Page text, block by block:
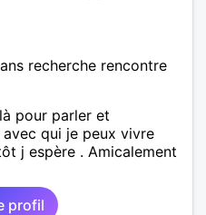
recherche rencontre
pour parler et
qui je peux vivre
j espère . Amicalement
profil